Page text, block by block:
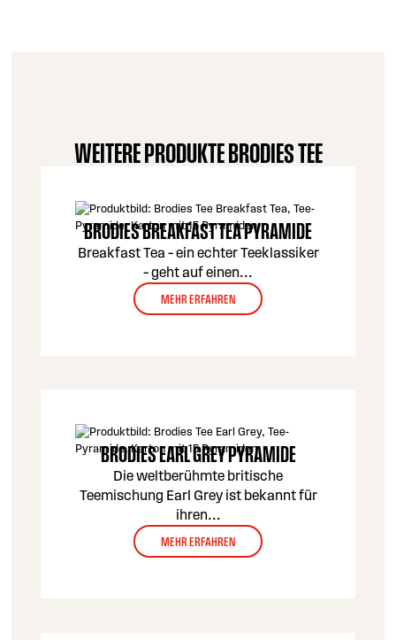
WEITERE PRODUKTE BRODIES TEE
BRODIES BREAKFAST TEA PYRAMIDE
Breakfast Tea – ein echter Teeklassiker
– geht auf einen...
MEHR ERFAHREN
BRODIES EARL GREY PYRAMIDE
Die weltberühmte britische
Teemischung Earl Grey ist bekannt für
ihren...
MEHR ERFAHREN